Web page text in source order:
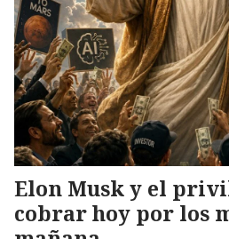
Elon Musk y el
cobrar hoy por los